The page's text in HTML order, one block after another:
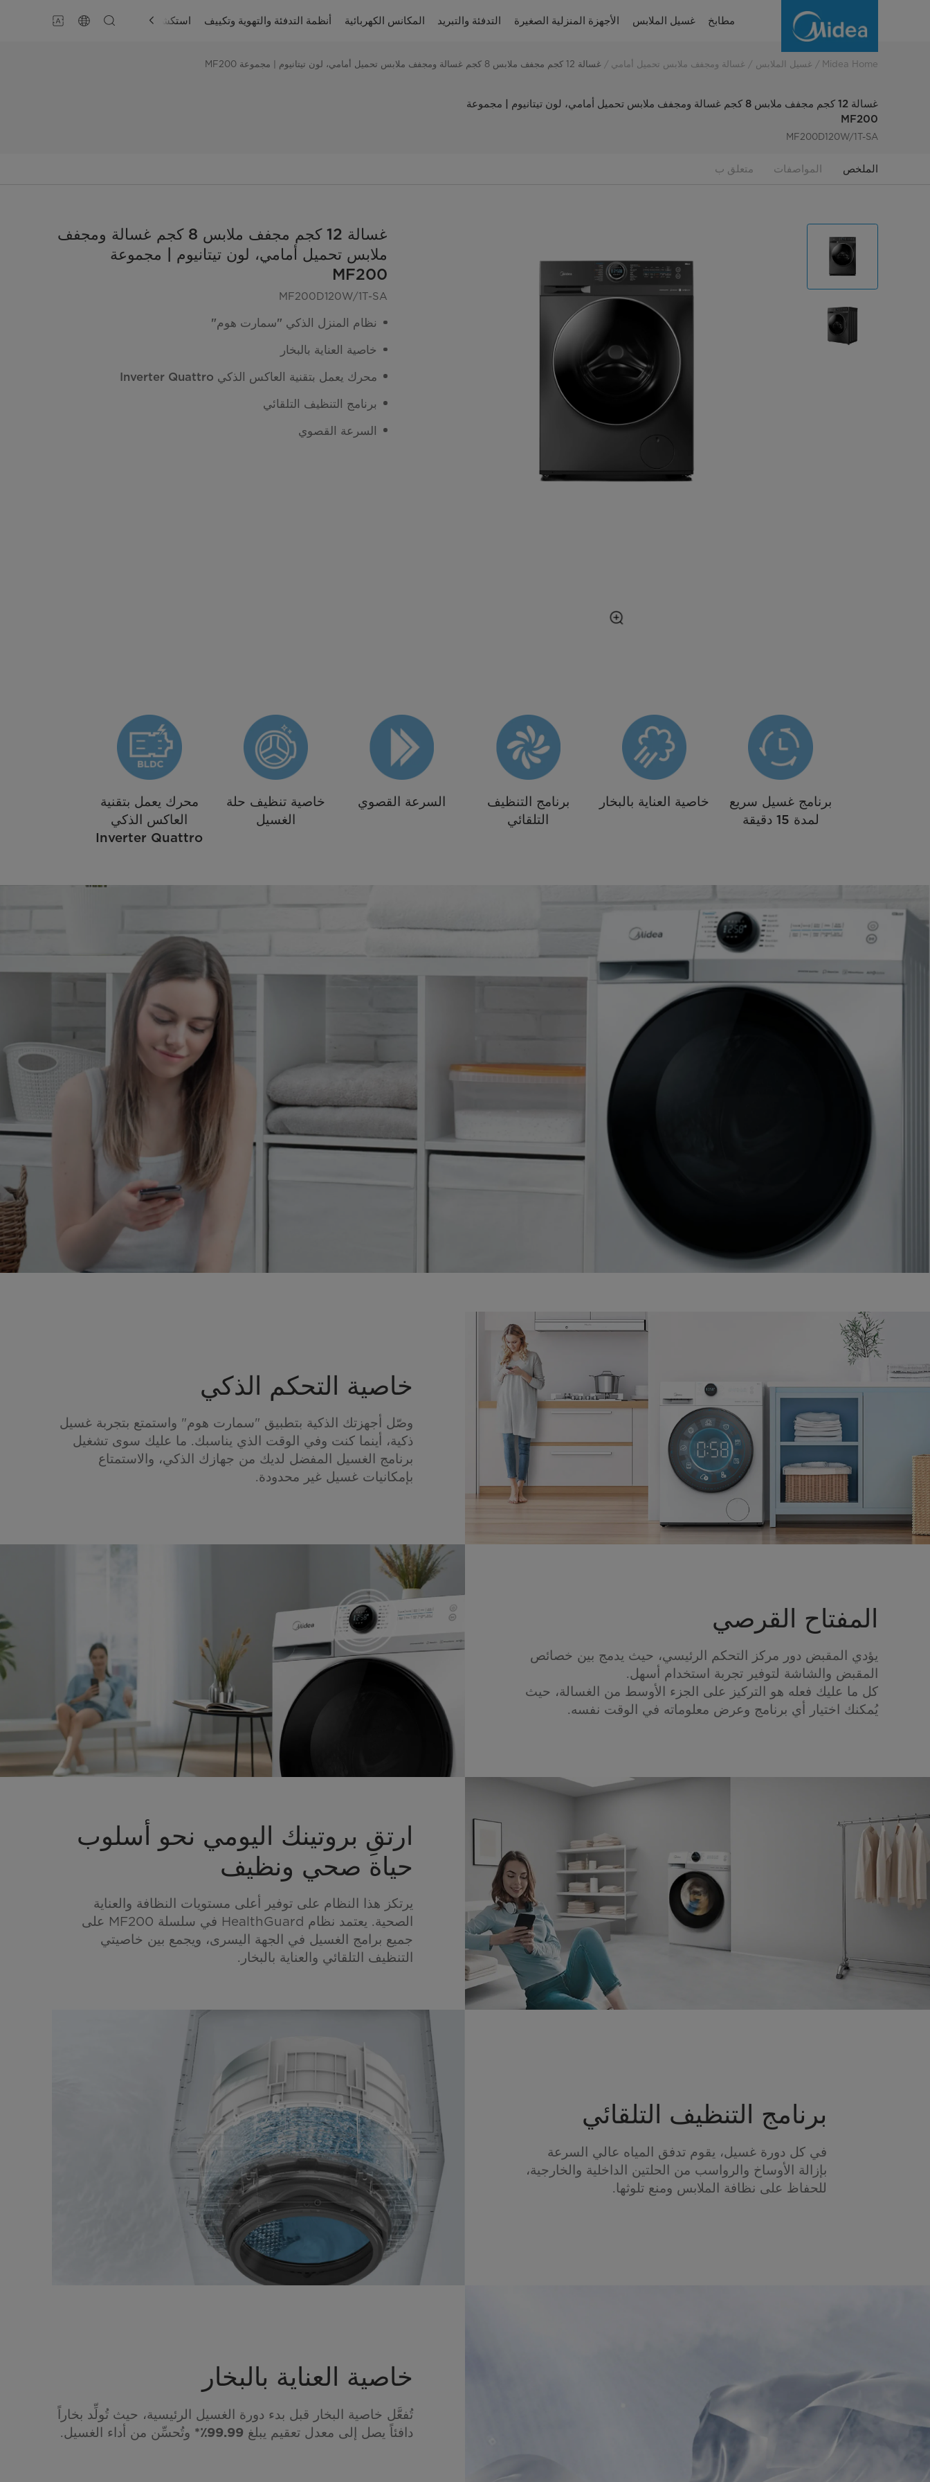
مطابخ غسيل الملابس الأجهزة المنزلية الصغيرة التدفئة والتبريد المكانس الكهربائية أنظمة التدفئة والتهوية وتكييف استكشاف الدعم
Midea Home غسيل الملابس غسالة ومجفف ملابس تحميل أمامي غسالة 12 كجم مجفف ملابس 8 كجم غسالة ومجفف ملابس تحميل أمامي، لون تيتانيوم | مجموعة MF200
غسالة 12 كجم مجفف ملابس 8 كجم غسالة ومجفف ملابس تحميل أمامي، لون تيتانيوم | مجموعة
MF200
MF200D120W/1T-SA
الملخص المواصفات متعلق ب
غسالة 12 كجم مجفف ملابس 8 كجم غسالة ومجفف
ملابس تحميل أمامي، لون تيتانيوم | مجموعة
MF200
MF200D120W/1T-SA
نظام المنزل الذكي "سمارت هوم"
خاصية العناية بالبخار
محرك يعمل بتقنية العاكس الذكي Inverter Quattro
برنامج التنظيف التلقائي
السرعة القصوي
برنامج غسيل سريع
لمدة 15 دقيقة
خاصية العناية بالبخار
برنامج التنظيف
التلقائي
السرعة القصوي
خاصية تنظيف حلة
الغسيل
محرك يعمل بتقنية
العاكس الذكي
Inverter Quattro
خاصية التحكم الذكي
وصّل أجهزتك الذكية بتطبيق "سمارت هوم" واستمتع بتجربة غسيل
ذكية، أينما كنت وفي الوقت الذي يناسبك. ما عليك سوى تشغيل
برنامج الغسيل المفضل لديك من جهازك الذكي، والاستمتاع
بإمكانيات غسيل غير محدودة.
المفتاح القرصي
يؤدي المقبض دور مركز التحكم الرئيسي، حيث يدمج بين خصائص
المقبض والشاشة لتوفير تجربة استخدام أسهل.
كل ما عليك فعله هو التركيز على الجزء الأوسط من الغسالة، حيث
يُمكنك اختيار أي برنامج وعرض معلوماته في الوقت نفسه.
ارتقِ بروتينك اليومي نحو أسلوب
حياة صحي ونظيف
يرتكز هذا النظام على توفير أعلى مستويات النظافة والعناية
الصحية. يعتمد نظام HealthGuard في سلسلة MF200 على
جميع برامج الغسيل في الجهة اليسرى، ويجمع بين خاصيتي
التنظيف التلقائي والعناية بالبخار.
برنامج التنظيف التلقائي
في كل دورة غسيل، يقوم تدفق المياه عالي السرعة
بإزالة الأوساخ والرواسب من الحلتين الداخلية والخارجية،
للحفاظ على نظافة الملابس ومنع تلوثها.
خاصية العناية بالبخار
تُفعَّل خاصية البخار قبل بدء دورة الغسيل الرئيسية، حيث تُولِّد بخاراً
دافئاً يصل إلى معدل تعقيم يبلغ 99.99٪* وتُحسِّن من أداء الغسيل.